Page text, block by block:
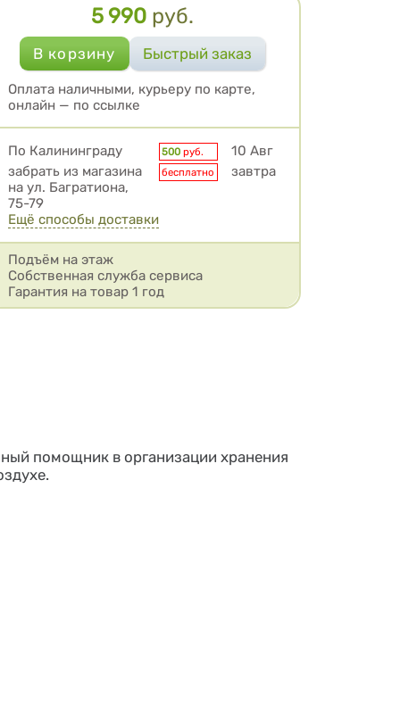
Цена
5 990 руб.
Оплата наличными, курьеру по карте,
онлайн — по ссылке
Условия доставки
По Калининграду 500 руб.
10 Авг
забрать из магазина
на ул. Багратиона,
75-79
бесплатно завтра
Ещё способы доставки
Подъём на этаж
Собственная служба сервиса
Гарантия на товар 1 год
помощник в организации хранения